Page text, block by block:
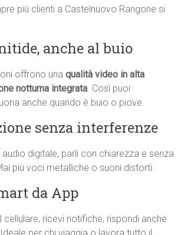
più clienti a Castelnuovo Rangone si
anche al buio
offrono unaqualità video in alta
notturna integrata. Così puoi
anche quando è buio o piove.
senza interferenze
audio digitale, parli con chiarezza e senza
più voci metalliche o suoni distorti.
da App
cellulare, ricevi notifiche, rispondi anche